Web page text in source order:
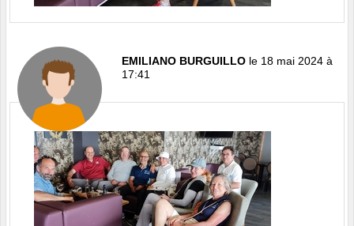
EMILIANO BURGUILLO le 18 mai 2024 à
17:41